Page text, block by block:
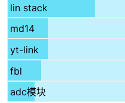
lin stack
md14
yt-link
fbl
adc模块